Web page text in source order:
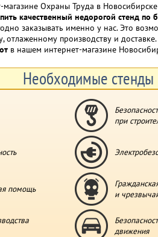
Охраны Труда в
качественный недорогой стенд по
заказывать именно у нас. Это
отлаженному производству и
в нашем интернет-магазине
Необходимые стенды
при
помощь
и
движения